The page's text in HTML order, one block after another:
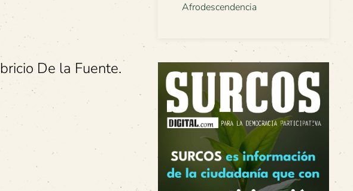
De la Fuente.
Afrodescendencia